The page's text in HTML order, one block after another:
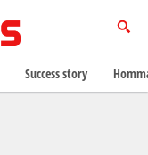
Success story